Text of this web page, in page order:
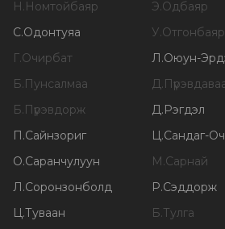
Н.Номтойбаяр Э.Одбаяр
С.Одонтуяа У.Отгонбаяр
Г.Очирбат Л.Оюун-
Б.Пунсалмаа Д.
Б.Пүрэвдорж Д.Рэгдэл
П.Сайнзориг Ц.Сандаг-
О.Саранчулуун М.Сарнай
Л.Соронзонболд Р.Сэддорж
Ц.Туваан Б.Тулга